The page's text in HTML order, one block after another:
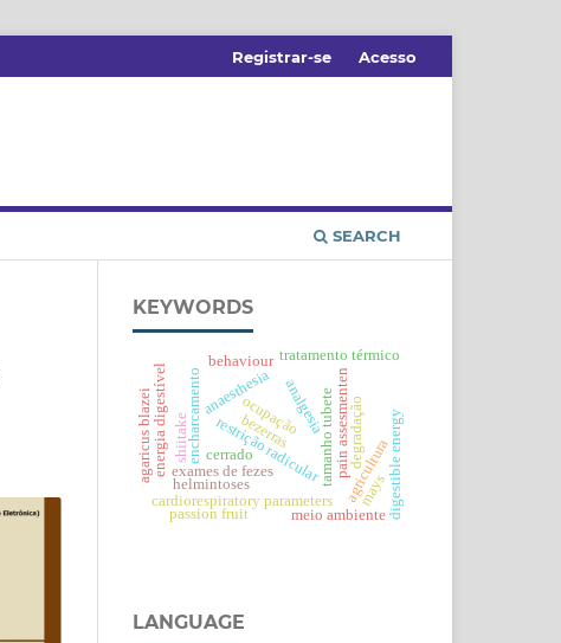
SEARCH
Registrar-se Acesso
KEYWORDS
bezerras
exames de fezes
helmintosesrestrição radicular
encharcamento tamanho tubete
anaesthesia analgesia
cardiorespiratory parameters
pain assesmenten
behaviour
cerrado
ocupação
agricultura
degradação
meio ambiente
energia digestível
tratamento térmico
digestible energy
passion fruit
shiitake
agaricus blazei
mays
LANGUAGE